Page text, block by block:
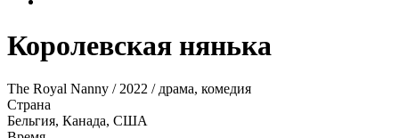
Королевская нянька
The Royal Nanny / 2022 / драма, комедия
Страна
Бельгия, Канада, США